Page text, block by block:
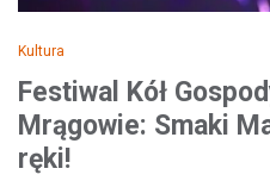
Kultura
Festiwal Kół
Mrągowie: Smaki
ręki!